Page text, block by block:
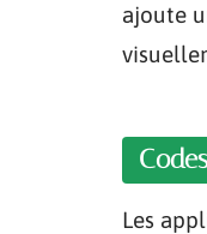
ajoute
Les